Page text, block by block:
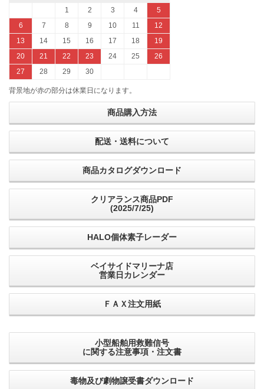
1
2 3 4
5
6
7 8 9 10 11
12
13
14 15 16 17 18
19
20
21 22 23 24 25
26
27
28 29 30
背景地が赤の部分は休業日になります。
商品購入方法
配送・送料について
商品カタログダウンロード
クリアランス商品PDF
(2025/7/25)
HALO個体素子レーダー
ベイサイドマリーナ店
営業日カレンダー
ＦＡＸ注文用紙
小型船舶用救難信号
に関する注意事項・注文書
毒物及び劇物譲受書ダウンロード